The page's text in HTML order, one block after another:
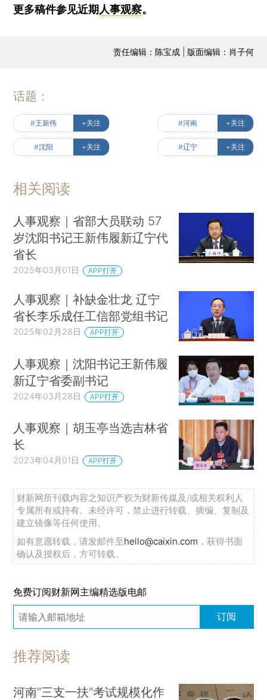
更多稿件参见近期人事观察。
责任编辑：陈宝成 | 版面编辑：肖子何
话题：
#王新伟 +关注 #河南 +关注
#沈阳 +关注 #辽宁 +关注
相关阅读
人事观察｜省部大员联动 57
岁沈阳书记王新伟履新辽宁代
省长
2025年03月01日 APP打开
人事观察｜补缺金壮龙 辽宁
省长李乐成任工信部党组书记
2025年02月28日 APP打开
人事观察｜沈阳书记王新伟履
新辽宁省委副书记
2024年03月28日 APP打开
人事观察｜胡玉亭当选吉林省
长
2023年04月01日 APP打开
财新网所刊载内容之知识产权为财新传媒及/或相关权利人
专属所有或持有。未经许可，禁止进行转载、摘编、复制及
建立镜像等任何使用。
如有意愿转载，请发邮件至hello@caixin.com ，获得书面
确认及授权后，方可转载。
免费订阅财新网主编精选版电邮
订阅
推荐阅读
河南“三支一扶”考试规模化作